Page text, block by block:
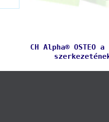
CH Alpha® OSTEO